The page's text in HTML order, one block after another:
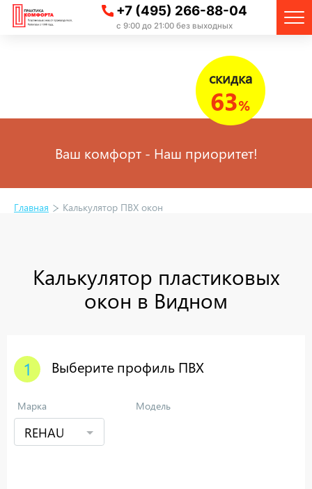
+7 (495) 266-88-04
с 9:00 до 21:00 без выходных
скидка
63%
Ваш комфорт - Наш приоритет!
Главная Калькулятор ПВХ окон
Калькулятор пластиковых
окон в Видном
1 Выберите профиль ПВХ
Марка
REHAU
Модель